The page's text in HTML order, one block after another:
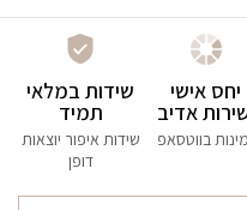
יחס אישי
אדיב
בווטסאפ
שידות במלאי
תמיד
שידות איפור יוצאות
דופן